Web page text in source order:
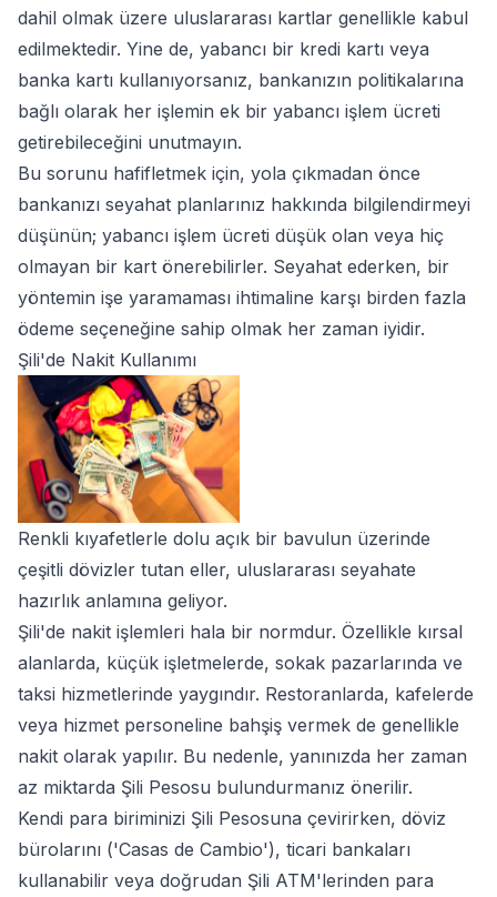
dahil olmak üzere uluslararası kartlar genellikle kabul
edilmektedir. Yine de, yabancı bir kredi kartı veya
banka kartı kullanıyorsanız, bankanızın politikalarına
bağlı olarak her işlemin ek bir yabancı işlem ücreti
getirebileceğini unutmayın.
Bu sorunu hafifletmek için, yola çıkmadan önce
bankanızı seyahat planlarınız hakkında bilgilendirmeyi
düşünün; yabancı işlem ücreti düşük olan veya hiç
olmayan bir kart önerebilirler. Seyahat ederken, bir
yöntemin işe yaramaması ihtimaline karşı birden fazla
ödeme seçeneğine sahip olmak her zaman iyidir.
Şili'de Nakit Kullanımı
Renkli kıyafetlerle dolu açık bir bavulun üzerinde
çeşitli dövizler tutan eller, uluslararası seyahate
hazırlık anlamına geliyor.
Şili'de nakit işlemleri hala bir normdur. Özellikle kırsal
alanlarda, küçük işletmelerde, sokak pazarlarında ve
taksi hizmetlerinde yaygındır. Restoranlarda, kafelerde
veya hizmet personeline bahşiş vermek de genellikle
nakit olarak yapılır. Bu nedenle, yanınızda her zaman
az miktarda Şili Pesosu bulundurmanız önerilir.
Kendi para biriminizi Şili Pesosuna çevirirken, döviz
bürolarını ('Casas de Cambio'), ticari bankaları
kullanabilir veya doğrudan Şili ATM'lerinden para